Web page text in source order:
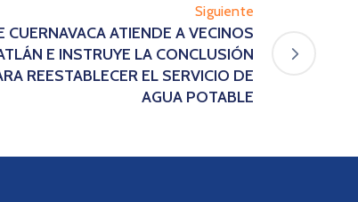
Siguiente
ATIENDE A VECINOS
E INSTRUYE LA CONCLUSIÓN
REESTABLECER EL SERVICIO DE
AGUA POTABLE